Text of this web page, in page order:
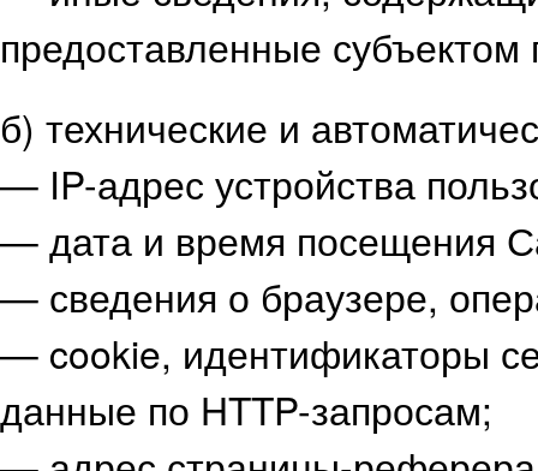
предоставленные
б) технические и
— IP-адрес устройства
— дата и время посещения
— сведения о браузере,
— cookie, идентификаторы
данные по HTTP-запросам;